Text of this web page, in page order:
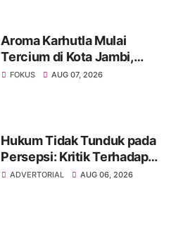
Aroma Karhutla Mulai
Tercium di Kota Jambi,
Warga Diminta Waspada
FOKUS AUG 07, 2026
Hukum Tidak Tunduk pada
Persepsi: Kritik Terhadap
Monopoli Kebenaran oleh
ADVERTORIAL AUG 06, 2026